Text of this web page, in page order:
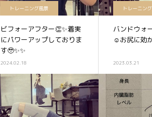
トレーニング風景
ビフォーアフター👏✨着実
にパワーアップしておりま
す🥹✨✨
2024.02.18
トレーニン
バンドウォ
☺️お尻に効
2023.03.21